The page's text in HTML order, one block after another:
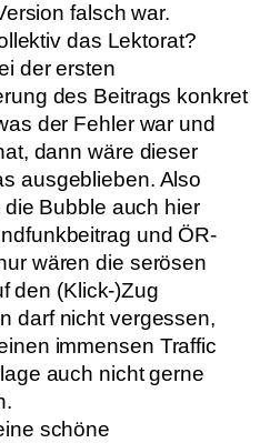
falsch war.
das Lektorat?
der ersten
des Beitrags konkret
der Fehler war und
dann wäre dieser
ausgeblieben. Also
Bubble auch hier
und ÖR-
wären die serösen
den (Klick-)Zug
darf nicht vergessen,
immensen Traffic
auch nicht gerne
schöne